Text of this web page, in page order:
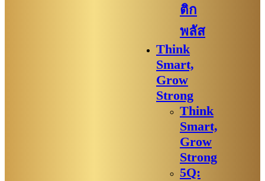
ติก
พลัส
Think
Smart,
Grow
Strong
Think
Smart,
Grow
Strong
5Q: